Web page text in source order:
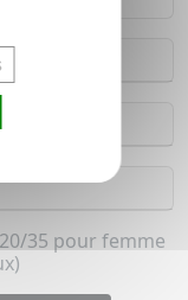
35 pour femme